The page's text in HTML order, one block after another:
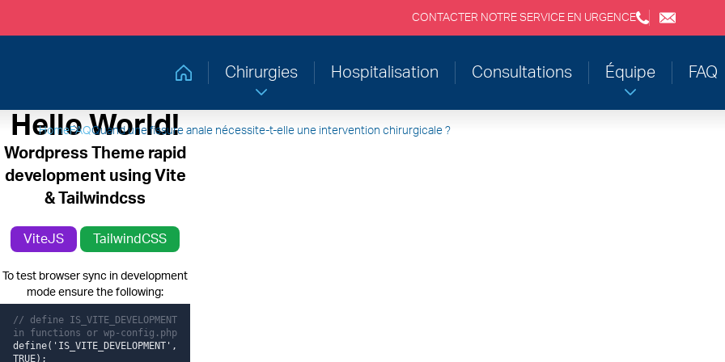
CONTACTER NOTRE SERVICE EN URGENCE
+3243554120
Retourner à la page d'accueil
Chirurgies Hospitalisation Consultations Équipe FAQ
HomeFAQQuand une fissure anale nécessite-t-elle une intervention chirurgicale ?
Hello World!
Wordpress Theme rapid
development using Vite
& Tailwindcss
ViteJS TailwindCSS
To test browser sync in development
mode ensure the following:
// define IS_VITE_DEVELOPMENT
in functions or wp-config.php
define('IS_VITE_DEVELOPMENT',
TRUE);